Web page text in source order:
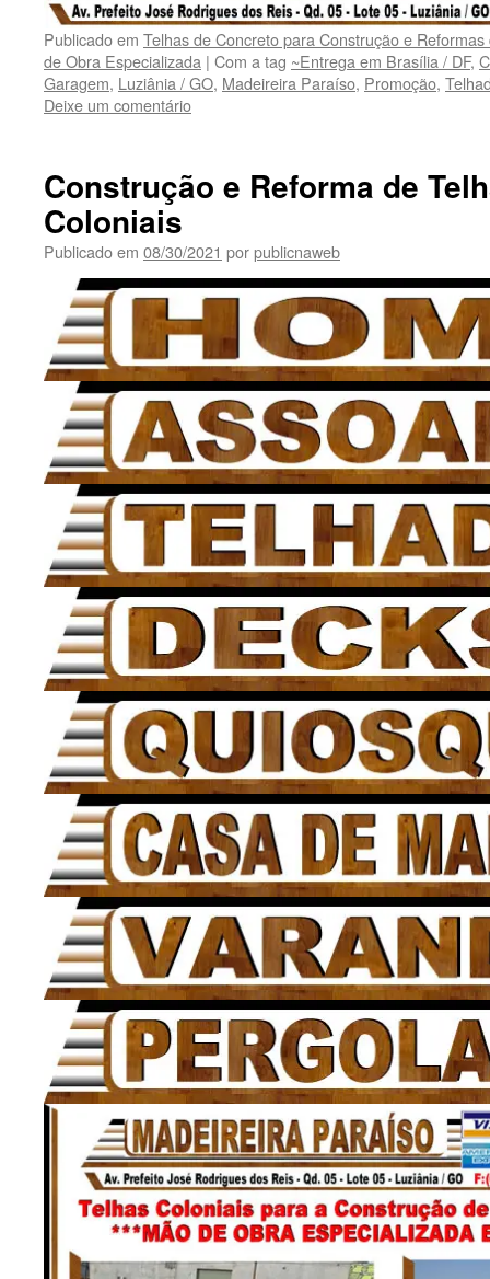
Publicado em Telhas de Concreto para Construção e
de Obra Especializada | Com a tag ~Entrega em Brasília / DF,
Garagem, Luziânia / GO, Madeireira Paraíso, Promoção,
Deixe um comentário
Construção e Reforma de
Coloniais
Publicado em 08/30/2021 porpublicnaweb